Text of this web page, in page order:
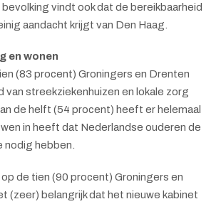
vindt ook dat de bereikbaarheid
aandacht krijgt van Den Haag.
en wonen
(83 procent) Groningers en Drenten
van streekziekenhuizen en lokale zorg
de helft (54 procent) heeft er helemaal
in heeft dat Nederlandse ouderen de
nodig hebben.
de tien (90 procent) Groningers en
(zeer) belangrijk dat het nieuwe kabinet